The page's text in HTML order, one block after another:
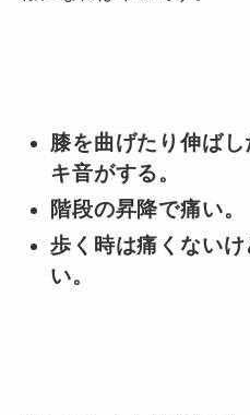
膝を曲げたり伸ば
キ音がする。
階段の昇降で痛い。
歩く時は痛くない
い。